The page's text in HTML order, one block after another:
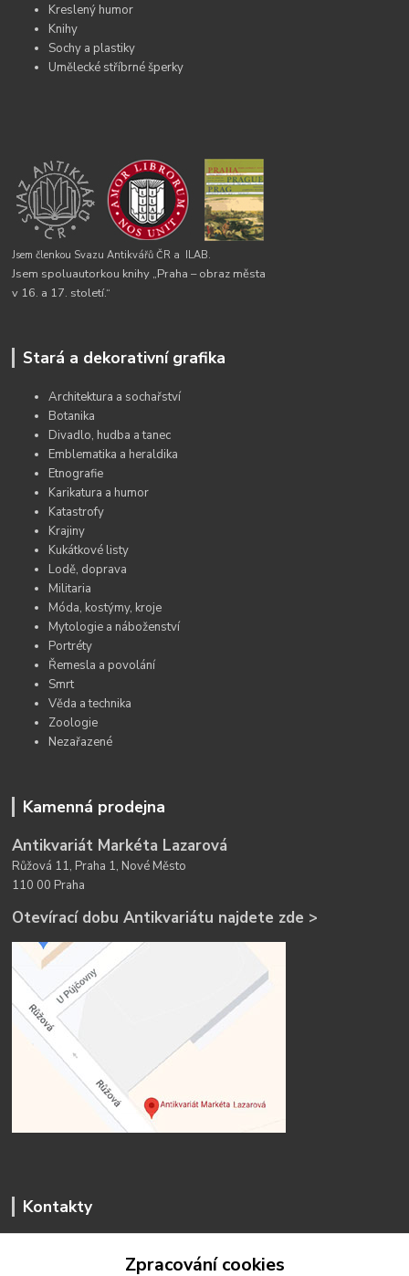
Kreslený humor
Knihy
Sochy a plastiky
Umělecké stříbrné šperky
Jsem členkou Svazu Antikvářů ČR a ILAB.
Jsem spoluautorkou knihy „Praha – obraz města
v 16. a 17. století.“
Stará a dekorativní grafika
Architektura a sochařství
Botanika
Divadlo, hudba a tanec
Emblematika a heraldika
Etnografie
Karikatura a humor
Katastrofy
Krajiny
Kukátkové listy
Lodě, doprava
Militaria
Móda, kostýmy, kroje
Mytologie a náboženství
Portréty
Řemesla a povolání
Smrt
Věda a technika
Zoologie
Nezařazené
Kamenná prodejna
Antikvariát Markéta Lazarová
Růžová 11, Praha 1, Nové Město
110 00 Praha
Otevírací dobu Antikvariátu najdete zde >
Kontakty
Zpracování cookies